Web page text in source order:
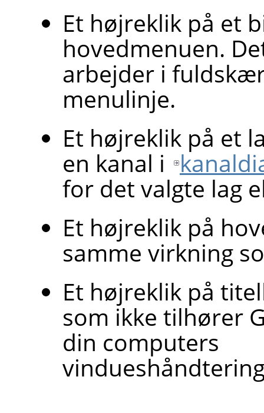
Et højreklik på et
hovedmenuen.
arbejder i
menulinje.
Et højreklik på et
en kanal i
for det valgte lag
Et højreklik på
samme virkning
Et højreklik på
som ikke tilhører
din computers